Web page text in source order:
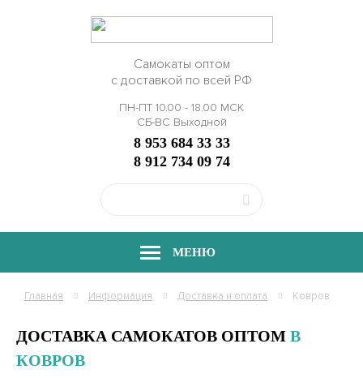
Самокаты оптом
с доставкой по всей РФ
ПН-ПТ 10.00 - 18.00 МСК
СБ-ВС Выходной
8 953 684 33 33
8 912 734 09 74
МЕНЮ
Главная Информация Доставка и оплата Ковров
ДОСТАВКА САМОКАТОВ ОПТОМ В
КОВРОВ